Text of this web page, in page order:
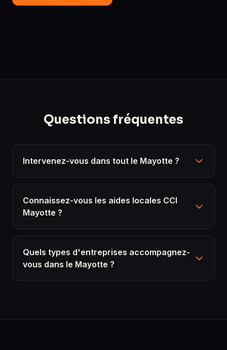
Questions fréquentes
Intervenez-vous dans tout le Mayotte ?
Connaissez-vous les aides locales CCI
Mayotte ?
Quels types d'entreprises accompagnez-
vous dans le Mayotte ?